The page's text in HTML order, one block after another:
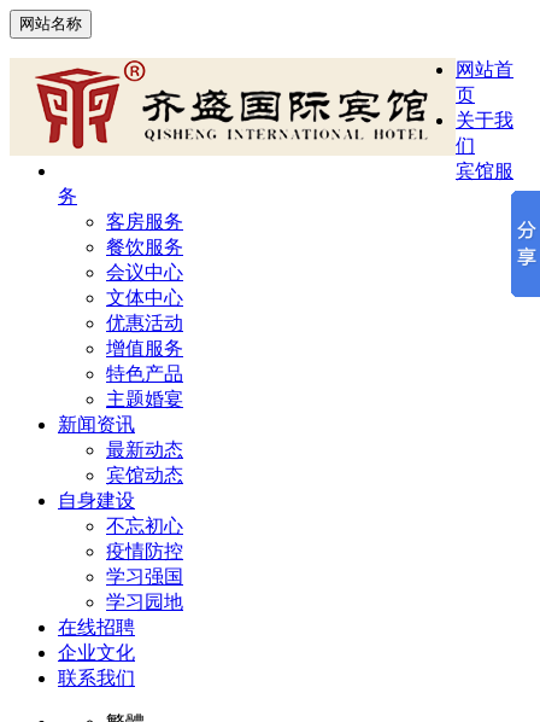
网站名称
网站首
页
关于我
们
宾馆服
务
客房服务
餐饮服务
会议中心
文体中心
优惠活动
增值服务
特色产品
主题婚宴
新闻资讯
最新动态
宾馆动态
自身建设
不忘初心
疫情防控
学习强国
学习园地
在线招聘
企业文化
联系我们